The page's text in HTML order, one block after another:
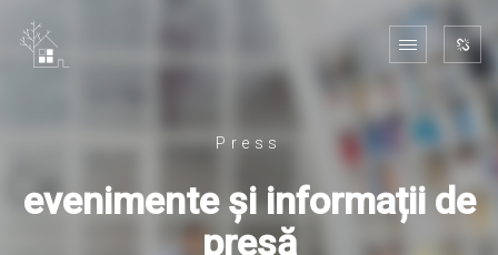
Press
evenimente și informații de
presă